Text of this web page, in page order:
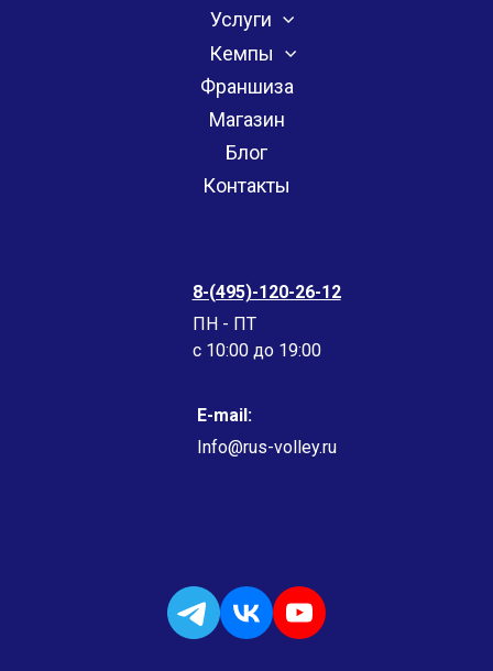
Услуги
Кемпы
Франшиза
Магазин
Блог
Контакты
8-(495)-120-26-12
ПН - ПТ
c 10:00 до 19:00
E-mail:
Info@rus-volley.ru